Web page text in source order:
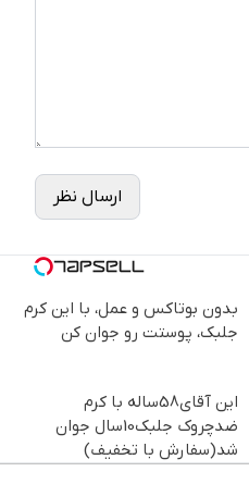
ارسال نظر
بدون بوتاکس و عمل، با این کرم
جلبک، پوستت رو جوان کن
این آقای58ساله با کرم
ضدچروک جلبک10سال جوان
شد(سفارش با تخفیف)